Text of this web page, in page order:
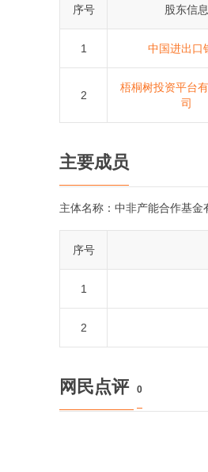
序号 股东信息
1 中国进出口
2
梧桐树投资平台
司
主要成员
主体名称： 中非产能合作基金
序号
1
2
网民点评 0